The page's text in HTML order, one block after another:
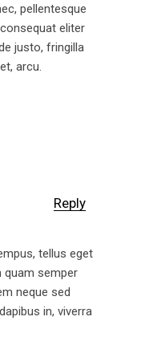
pellentesque
eliter
justo, fringilla
arcu.
Reply
tellus eget
quam semper
neque sed
in, viverra